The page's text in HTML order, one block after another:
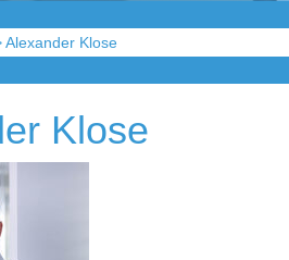
Alexander Klose
Klose